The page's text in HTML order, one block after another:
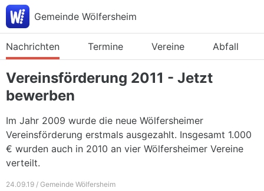
Gemeinde Wölfersheim
Nachrichten Termine Vereine Abfall
Vereinsförderung 2011 - Jetzt
bewerben
Im Jahr 2009 wurde die neue Wölfersheimer
Vereinsförderung erstmals ausgezahlt. Insgesamt 1.000
€ wurden auch in 2010 an vier Wölfersheimer Vereine
verteilt.
24.09.19 / Gemeinde Wölfersheim